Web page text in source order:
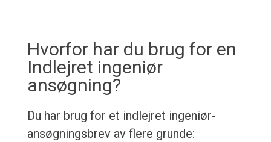
Hvorfor har du brug for en
Indlejret ingeniør
ansøgning?
Du har brug for et indlejret ingeniør-
ansøgningsbrev av flere grunde: